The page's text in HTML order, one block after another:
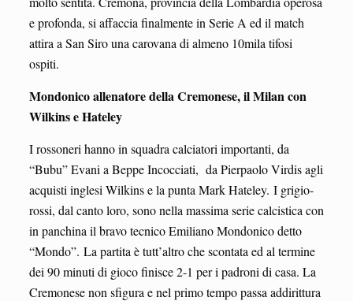
e profonda, si affaccia finalmente in Serie A ed il match
attira a San Siro una carovana di almeno 10mila tifosi
ospiti.
Mondonico allenatore della Cremonese, il Milan con
Wilkins e Hateley
I rossoneri hanno in squadra calciatori importanti, da
“Bubu” Evani a Beppe Incocciati, da Pierpaolo Virdis agli
acquisti inglesi Wilkins e la punta Mark Hateley. I grigio-
rossi, dal canto loro, sono nella massima serie calcistica con
in panchina il bravo tecnico Emiliano Mondonico detto
“Mondo”. La partita è tutt’altro che scontata ed al termine
dei 90 minuti di gioco finisce 2-1 per i padroni di casa. La
Cremonese non sfigura e nel primo tempo passa addirittura